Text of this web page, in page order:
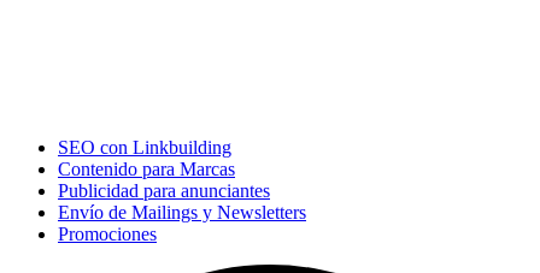
SEO con Linkbuilding
Contenido para Marcas
Publicidad para anunciantes
Envío de Mailings y Newsletters
Promociones